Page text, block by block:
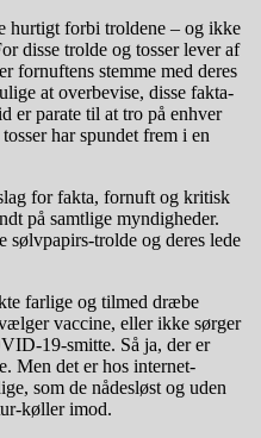
hurtigt forbi troldene – og ikke
disse trolde og tosser lever af
fornuftens stemme med deres
at overbevise, disse fakta-
er parate til at tro på enhver
har spundet frem i en
for fakta, fornuft og kritisk
på samtlige myndigheder.
sølvpapirs-trolde og deres lede
farlige og tilmed dræbe
vaccine, eller ikke sørger
19-smitte. Så ja, der er
Men det er hos internet-
som de nådesløst og uden
køller imod.